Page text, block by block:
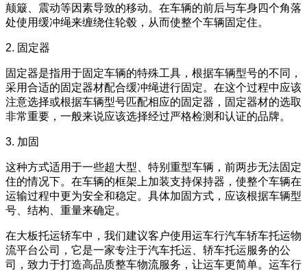
颠簸、震动等因素导致的移动。在车辆的前后与车身四个角落
处使用缓冲绳来缠绕住轮毂，从而使整个车辆固定住。
2. 固定器
固定器是指用于固定车辆的特殊工具，根据车辆型号的不同，
采用合适的固定器材配合缓冲绳进行固定。在这个过程中应该
注意选择或根据车辆型号匹配相应的固定器，固定器材的选取
非常重要，一般来说应该选择经过严格检测和认证的品牌。
3. 加固
这种方式适用于一些超大型、特别重型车辆，前两步无法固定
住的情况下。在车辆的框架上加装支持保持器，使整个车辆在
运输过程中更为安全和稳定。具体加固方式，应该根据车辆型
号、结构、重量来确定。
在大板托运轿车中，我们建议客户使用运车行汽车轿车托运物
流平台公司，它是一家专注于汽车托运、轿车托运服务的公
司，致力于打造高品质整车物流服务，让运车更简单。运车行